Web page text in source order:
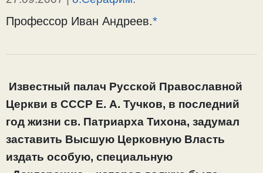
Профессор Иван Андреев.*
Известный палач Русской Православной
Церкви в СССР Е. А. Тучков, в последний
год жизни св. Патриарха Тихона, задумал
заставить Высшую Церковную Власть
издать особую, специальную